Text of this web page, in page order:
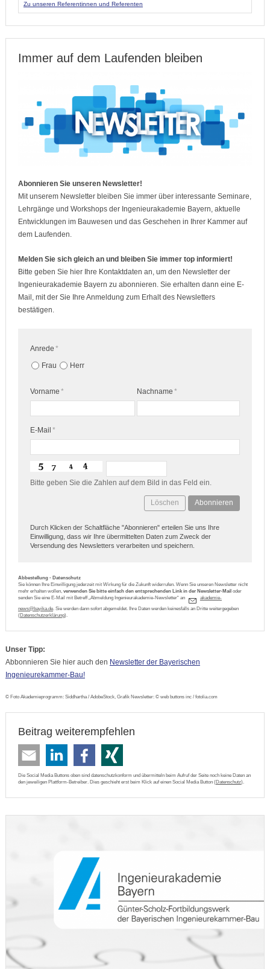
Zu unseren Referentinnen und Referenten
Immer auf dem Laufenden bleiben
Abonnieren Sie unseren Newsletter!
Mit unserem Newsletter bleiben Sie immer über interessante Seminare,
Lehrgänge und Workshops der Ingenieurakademie Bayern, aktuelle
Entwicklungen im Bauwesen und das Geschehen in Ihrer Kammer auf
dem Laufenden.
Melden Sie sich gleich an und bleiben Sie immer top informiert!
Bitte geben Sie hier Ihre Kontaktdaten an, um den Newsletter der
Ingenieurakademie Bayern zu abonnieren. Sie erhalten dann eine E-
Mail, mit der Sie Ihre Anmeldung zum Erhalt des Newsletters
bestätigen.
Anrede *
Frau
Herr
Vorname * Nachname *
E-Mail *
Bitte geben Sie die Zahlen auf dem Bild in das Feld ein.
Löschen Abonnieren
Durch Klicken der Schaltfläche "Abonnieren" erteilen Sie uns Ihre
Einwilligung, dass wir Ihre übermittelten Daten zum Zweck der
Versendung des Newsletters verarbeiten und speichern.
Abbestellung - Datenschutz
Sie können Ihre Einwilligung jederzeit mit Wirkung für die Zukunft widerrufen. Wenn Sie unseren Newsletter nicht
mehr erhalten wollen, verwenden Sie bitte einfach den entsprechenden Link in der Newsletter-Mailoder
senden Sie eine E-Mail mit Betreff „Abmeldung Ingenieurakademie-Newsletter“ an
k d m -
n ws b y k d . Sie werden dann sofort abgemeldet. Ihre Daten werden keinesfalls an Dritte weitergegeben
(Datenschutzerklärung).
Unser Tipp:
Abbonnieren Sie hier auch den Newsletter der Bayerischen
Ingenieurekammer-Bau!
© Foto Akademieprogramm: Siddhartha / AdobeStock, Grafik Newsletter: © web buttons inc / fotolia.com
Beitrag weiterempfehlen
Die Social Media Buttons oben sind datenschutzkonform und übermitteln beim Aufruf der Seite noch keine Daten an
den jeweiligen Plattform-Betreiber. Dies geschieht erst beim Klick auf einen Social Media Button (Datenschutz).